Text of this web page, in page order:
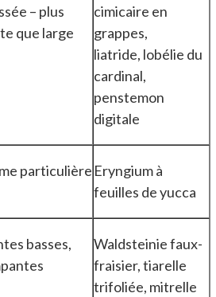
– plus
que large
cimicaire en
grappes,
liatride, lobélie du
cardinal,
penstemon
digitale
particulière Eryngium à
feuilles de yucca
basses,
Waldsteinie faux-
fraisier, tiarelle
trifoliée, mitrelle